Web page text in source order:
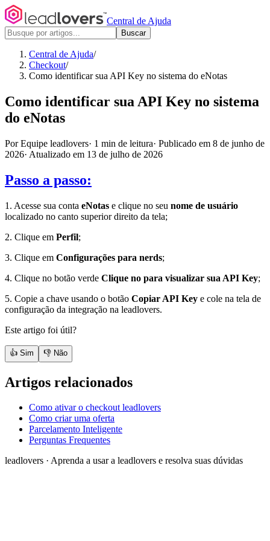
Central de Ajuda
Buscar
Central de Ajuda/
Checkout/
Como identificar sua API Key no sistema do eNotas
Como identificar sua API Key no sistema
do eNotas
Por Equipe leadlovers· 1 min de leitura· Publicado em 8 de junho de
2026· Atualizado em 13 de julho de 2026
Passo a passo:
1. Acesse sua conta eNotas e clique no seu nome de usuário
localizado no canto superior direito da tela;
2. Clique em Perfil;
3. Clique em Configurações para nerds;
4. Clique no botão verde Clique no para visualizar sua API Key;
5. Copie a chave usando o botão Copiar API Key e cole na tela de
configuração da integração na leadlovers.
Este artigo foi útil?
👍 Sim 👎 Não
Artigos relacionados
Como ativar o checkout leadlovers
Como criar uma oferta
Parcelamento Inteligente
Perguntas Frequentes
leadlovers · Aprenda a usar a leadlovers e resolva suas dúvidas